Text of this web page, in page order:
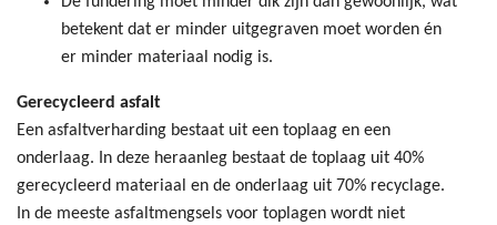
betekent dat er minder uitgegraven moet worden én
er minder materiaal nodig is.
Gerecycleerd asfalt
Een asfaltverharding bestaat uit een toplaag en een
onderlaag. In deze heraanleg bestaat de toplaag uit 40%
gerecycleerd materiaal en de onderlaag uit 70% recyclage.
In de meeste asfaltmengsels voor toplagen wordt niet